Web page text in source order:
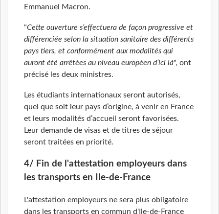
Emmanuel Macron.
"Cette ouverture s’effectuera de façon progressive et
différenciée selon la situation sanitaire des différents
pays tiers, et conformément aux modalités qui
auront été arrêtées au niveau européen d’ici là", ont
précisé les deux ministres.
Les étudiants internationaux seront autorisés,
quel que soit leur pays d’origine, à venir en France
et leurs modalités d’accueil seront favorisées.
Leur demande de visas et de titres de séjour
seront traitées en priorité.
4/ Fin de l'attestation employeurs dans
les transports en Ile-de-France
L'attestation employeurs ne sera plus obligatoire
dans les transports en commun d'Ile-de-France